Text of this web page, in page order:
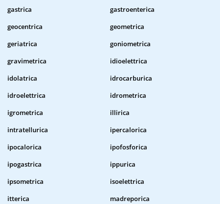
gastrica
gastroenterica
geocentrica
geometrica
geriatrica
goniometrica
gravimetrica
idioelettrica
idolatrica
idrocarburica
idroelettrica
idrometrica
igrometrica
illirica
intratellurica
ipercalorica
ipocalorica
ipofosforica
ipogastrica
ippurica
ipsometrica
isoelettrica
itterica
madreporica